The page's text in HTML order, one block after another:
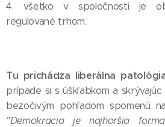
4. všetko v spoločnosti je
regulované trhom.
Tu prichádza liberálna
prípade si s úškľabkom a
bezočivým pohľadom spomenú
"Demokracia je najhoršia